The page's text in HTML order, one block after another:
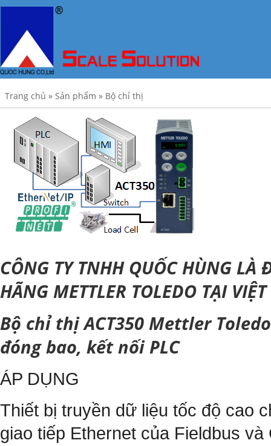
Trang chủ » Sản phẩm » Bộ chỉ thị
CÔNG TY TNHH QUỐC HÙNG LÀ
HÃNG METTLER TOLEDO TẠI
Bộ chỉ thị ACT350 Mettler
đóng bao, kết nối PLC
ÁP DỤNG
Thiết bị truyền dữ liệu tốc độ cao
giao tiếp Ethernet của Fieldbus